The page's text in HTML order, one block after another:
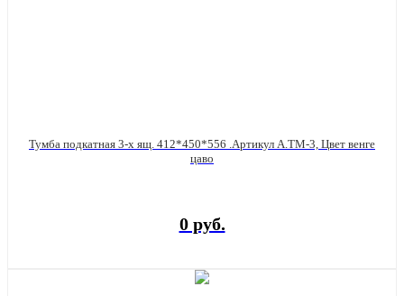
Тумба подкатная 3-х ящ. 412*450*556 .Артикул А.ТМ-3, Цвет венге
цаво
0 руб.